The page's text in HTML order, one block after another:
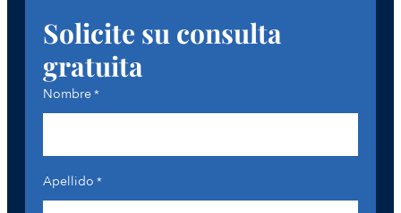
Solicite su consulta
gratuita
Nombre*
Apellido *